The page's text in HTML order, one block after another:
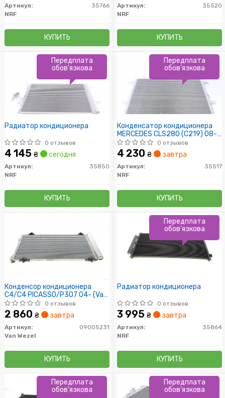
Артикул:
35766
NRF
КУПИТЬ
Артикул:
35520
NRF
КУПИТЬ
Радиатор кондиционера
0 отзывов
4 145 ₴ сегодня
Артикул:
35850
NRF
КУПИТЬ
Передплата
обов'язкова
Конденсатор кондиционера
MERCEDES CLS280 (C219) 08-
(пр-во NRF)
0 отзывов
4 230 ₴ завтра
Артикул:
35517
NRF
КУПИТЬ
Передплата
обов'язкова
Конденсор кондиционера
C4/C4 PICASSO/P307 04- (Van
Wezel)
0 отзывов
2 860 ₴ завтра
Артикул:
09005231
Van Wezel
КУПИТЬ
Радиатор кондиционера
0 отзывов
3 995 ₴ завтра
Артикул:
35864
NRF
КУПИТЬ
Передплата
обов'язкова
Передплата
обов'язкова
Передплата
обов'язкова